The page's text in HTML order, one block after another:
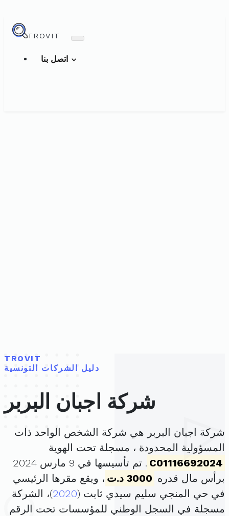
TROVIT
TROVIT
دليل الشركات التونسية
شركة اجبان البربر
شركة اجبان البربر هي شركة الشخص الواحد ذات
المسؤولية المحدودة ، مسجلة تحت الهوية
C01116692024
. تم تأسيسها في 9 مارس 2024
برأس مال قدره 3000 د.ت
، ويقع مقرها الرئيسي
في حي المنجي سليم سيدي ثابت (2020)، الشركة
مسجلة في السجل الوطني للمؤسسات تحت الرقم